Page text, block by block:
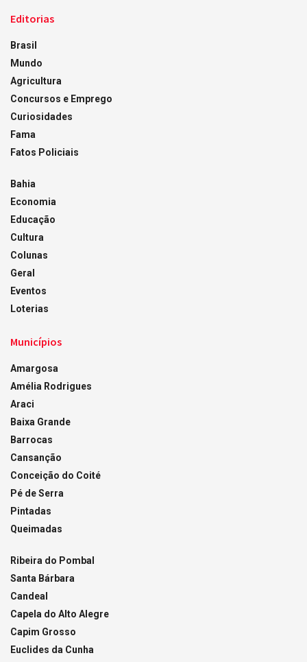
Editorias
Brasil
Mundo
Agricultura
Concursos e Emprego
Curiosidades
Fama
Fatos Policiais
Bahia
Economia
Educação
Cultura
Colunas
Geral
Eventos
Loterias
Municípios
Amargosa
Amélia Rodrigues
Araci
Baixa Grande
Barrocas
Cansanção
Conceição do Coité
Pé de Serra
Pintadas
Queimadas
Ribeira do Pombal
Santa Bárbara
Candeal
Capela do Alto Alegre
Capim Grosso
Euclides da Cunha